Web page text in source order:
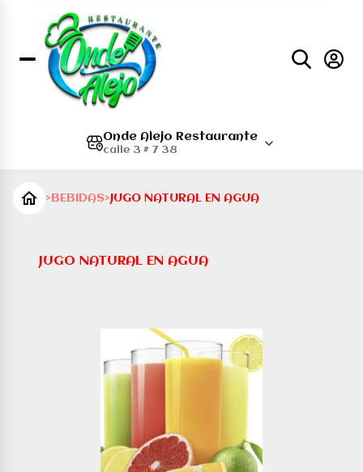
Onde Alejo Restaurante
calle 3 # 7 38
> BEBIDAS>JUGO NATURAL EN AGUA
JUGO NATURAL EN AGUA